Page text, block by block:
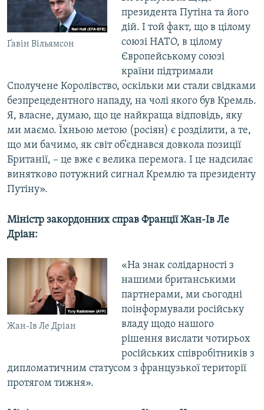
Ґавін Вільямсон
президента Путіна та його
дій. І той факт, що в цілому
союзі НАТО, в цілому
Європейському союзі
країни підтримали
Сполучене Королівство, оскільки ми стали свідками
безпрецедентного нападу, на чолі якого був Кремль.
Я, власне, думаю, що це найкраща відповідь, яку
ми маємо. Їхньою метою (росіян) є розділити, а те,
що ми бачимо, як світ об’єднався довкола позиції
Британії, – це вже є велика перемога. І це надсилає
винятково потужний сигнал Кремлю та президенту
Путіну».
Міністр закордонних справ Франції Жан-Ів Ле
Дріан:
Жан-Ів Ле Дріан
«На знак солідарності з
нашими британськими
партнерами, ми сьогодні
поінформували російську
владу щодо нашого
рішення вислати чотирьох
російських співробітників з
дипломатичним статусом з французької території
протягом тижня».